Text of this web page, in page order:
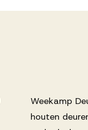
Weekamp
houten